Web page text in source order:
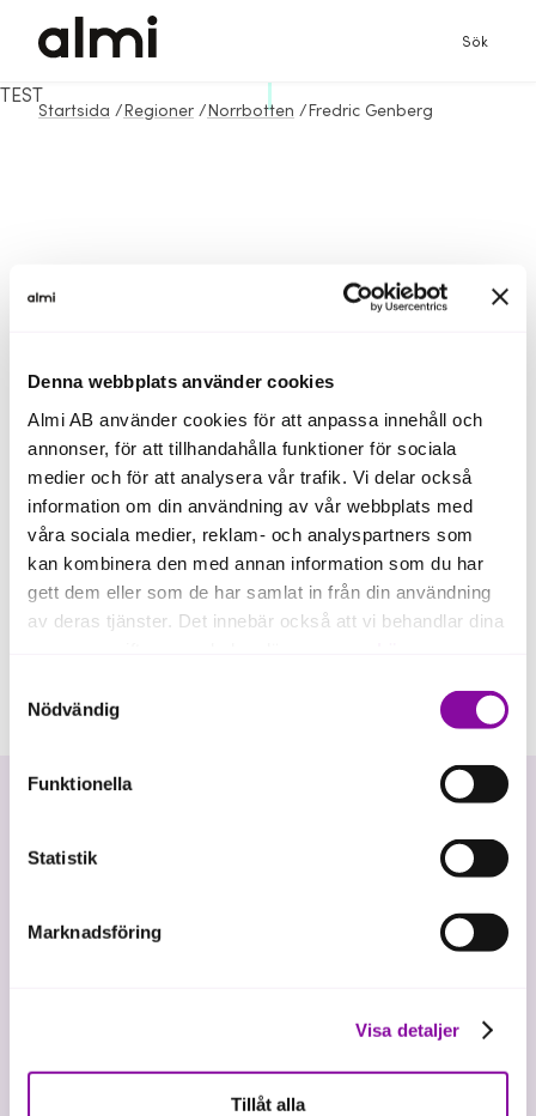
Denna webbplats använder cookies
Almi AB använder cookies för att anpassa innehåll och
annonser, för att tillhandahålla funktioner för sociala
medier och för att analysera vår trafik. Vi delar också
information om din användning av vår webbplats med
våra sociala medier, reklam- och analyspartners som
kan kombinera den med annan information som du har
gett dem eller som de har samlat in från din användning
av deras tjänster. Det innebär också att vi behandlar dina
Om du klickar på avvisa kommer användning av kakor
eller delning av information enligt ovan, inte att ske,
förutom för kakor som är nödvändiga för att hemsidan
ska fungera se mer under inställningar.
Nödvändig
Funktionella
Statistik
Marknadsföring
Visa detaljer
Tillåt alla
Sök
Startsida / Regioner / Norrbotten / Fredric Genberg
TEST
Våra tjänster